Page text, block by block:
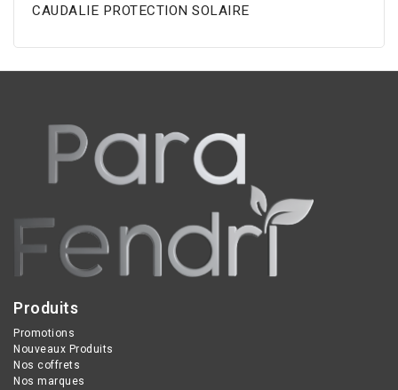
CAUDALIE PROTECTION SOLAIRE
Produits
Promotions
Nouveaux Produits
Nos coffrets
Nos marques